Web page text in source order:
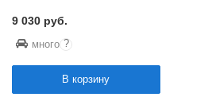
9 030 руб.
много ?
В корзину